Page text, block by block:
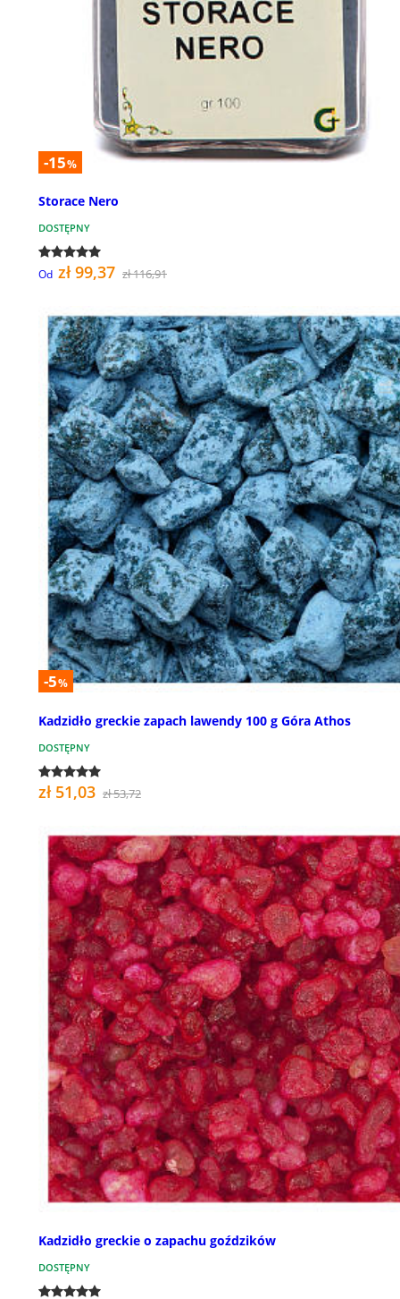
-15%
Storace Nero
DOSTĘPNY
Od zł 99,37 zł 116,91
-5%
Kadzidło greckie zapach lawendy 100 g Góra Athos
DOSTĘPNY
zł 51,03 zł 53,72
Kadzidło greckie o zapachu goździków
DOSTĘPNY